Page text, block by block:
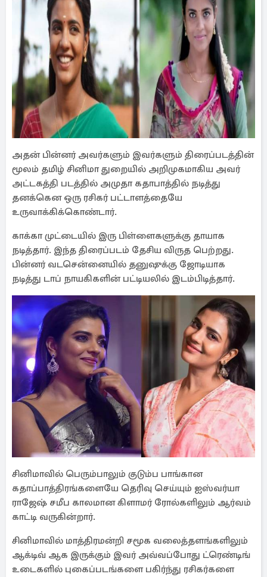
அதன் பின்னர் அவர்களும் இவர்களும் திரைப்படத்தின்
மூலம் தமிழ் சினிமா துறையில் அறிமுகமாகிய அவர்
அட்டகத்தி படத்தில் அமுதா கதாபாத்தில் நடித்து
தனக்கென ஒரு ரசிகர் பட்டாளத்தையே
உருவாக்கிக்கொண்டார்.
காக்கா முட்டையில் இரு பிள்ளைகளுக்கு தாயாக
நடித்தார். இந்த திரைப்படம் தேசிய விருத பெற்றது.
பின்னர் வடசென்னையில் தனுஷுக்கு ஜோடியாக
நடித்து டாப் நாயகிகளின் பட்டியலில் இடம்பிடித்தார்.
சினிமாவில் பெரும்பாலும் குடும்ப பாங்கான
கதாப்பாத்திரங்களையே தெரிவு செய்யும் ஐஸ்வர்யா
ராஜேஷ் சமீப காலமான கிளாமர் ரோல்களிலும் ஆர்வம்
காட்டி வருகின்றார்.
சினிமாவில் மாத்திரமன்றி சமூக வலைத்தளங்களிலும்
ஆக்டிவ் ஆக இருக்கும் இவர் அவ்வப்போது ட்ரெண்டிங்
உடைகளில் புகைப்படங்களை பகிர்ந்து ரசிகர்களை